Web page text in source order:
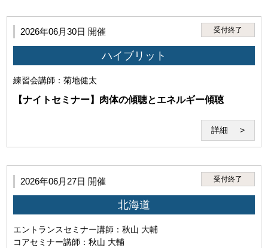
第4条（禁止事項）
1.利用者は、本サービスのセミナー受講その他に際して、以
下の行為を行ってはなりません。
2026年06月30日 開催 受付終了
ハイブリット
練習会講師：菊地健太
【ナイトセミナー】肉体の傾聴とエネルギー傾聴
詳細
2026年06月27日 開催 受付終了
北海道
エントランスセミナー講師：秋山 大輔
コアセミナー講師：秋山 大輔